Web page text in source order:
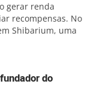
gerar renda
recompensas. No
Shibarium, uma
do